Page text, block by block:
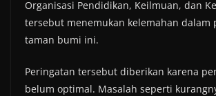
Organisasi Pendidikan, Keilmuan, dan
tersebut menemukan kelemahan dalam
taman bumi ini.
Peringatan tersebut diberikan karena
belum optimal. Masalah seperti